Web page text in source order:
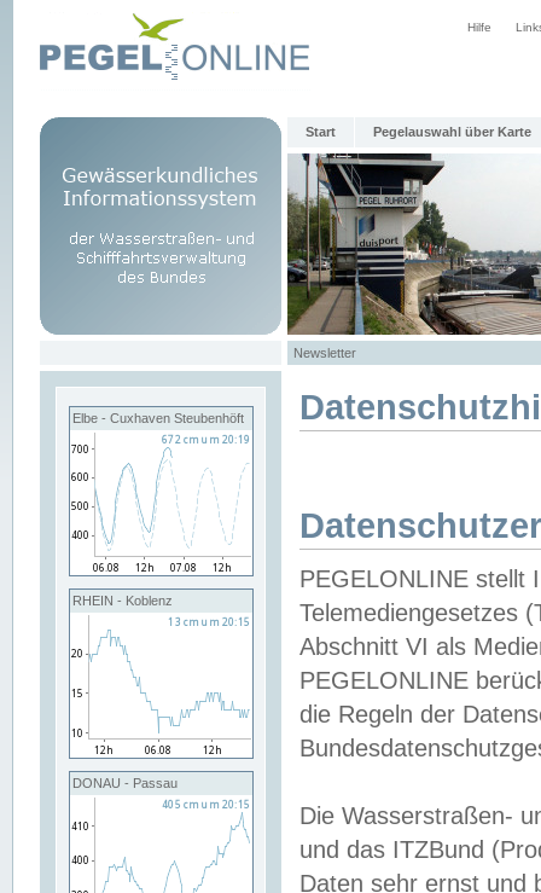
Hilfe
Start Pegelauswahl über Karte
Newsletter
Elbe - Cuxhaven Steubenhöft
RHEIN - Koblenz
DONAU - Passau
PEGELONLINE stellt
Telemediengesetzes
Abschnitt VI als
PEGELONLINE
die Regeln der
Die Wasserstraßen-
und das ITZBund
Daten sehr ernst und